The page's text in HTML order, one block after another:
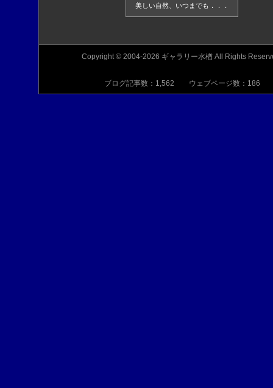
美しい自然、いつまでも．．．
Copyright © 2004-2026 ギャラリー水楢 All Rights
ブログ記事数：1,562 ウェブページ数：186